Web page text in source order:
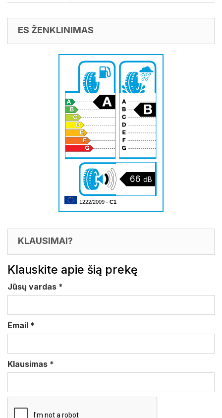
ES ŽENKLINIMAS
66 dB
1222/2009 - C1
KLAUSIMAI?
Klauskite apie šią prekę
Jūsų vardas *
Email *
Klausimas *